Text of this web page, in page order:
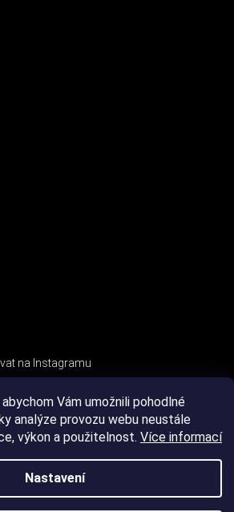
Vám umožnili pohodlné
analýze provozu webu neustále
výkon a použitelnost. Více informací
Nastavení
na Instagramu